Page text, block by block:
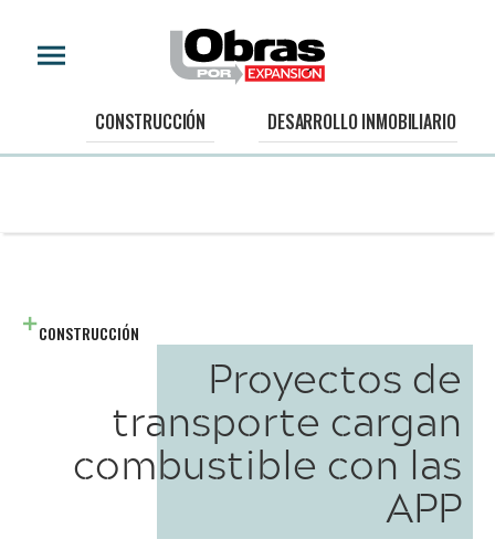
CONSTRUCCIÓN DESARROLLO INMOBILIARIO
CONSTRUCCIÓN
Proyectos de
transporte cargan
combustible con las
APP